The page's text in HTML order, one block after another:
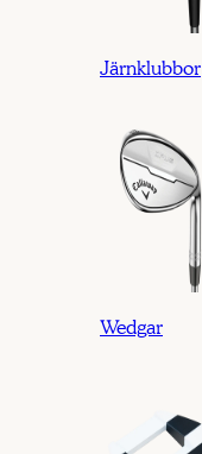
Järnklubbor
Wedgar